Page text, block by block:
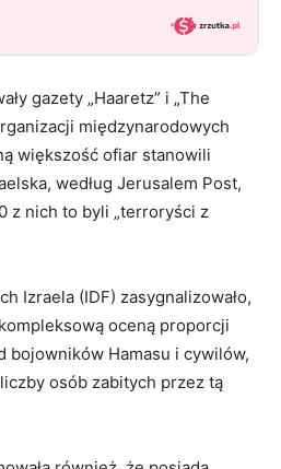
gazety „Haaretz” i „The
międzynarodowych
większość ofiar stanowili
według Jerusalem Post,
z nich to byli „terroryści z
Izraela (IDF) zasygnalizowało,
oceną proporcji
Hamasu i cywilów,
osób zabitych przez tą